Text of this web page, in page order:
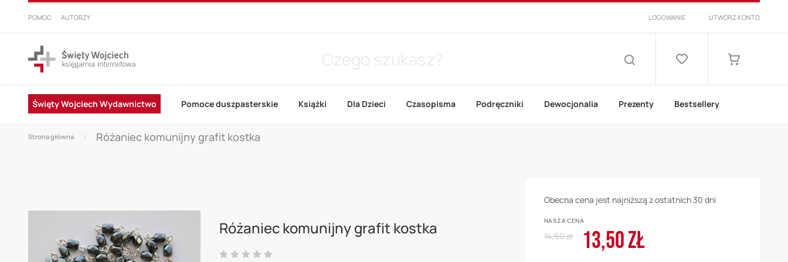
PRZEJDŹ
DO
POMOC AUTORZY LOGOWANIE UTWÓRZ KONTO
Lista
Święty Wojciech Wydawnictwo Pomoce duszpasterskie Książki Dla Dzieci Czasopisma Podręczniki Dewocjonalia Prezenty Bestsellery
Strona główna Różaniec komunijny grafit kostka
to
Różaniec komunijny grafit kostka
Ocena:
Obecna cena jest najniższą z ostatnich 30 dni
NASZA CENA
Cena
promocyjna
13,50 ZŁ
Regular
14,60 zł